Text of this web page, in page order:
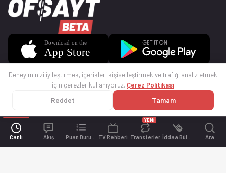
Canlı Akış TV Rehberi Transferler
YENİ
Ara
© 2025 Ofsayt
Deneyiminizi iyileştirmek, içerikleri kişiselleştirmek ve trafiği analiz etmek
için çerezler kullanıyoruz. Çerez Politikası
Reddet Tamam